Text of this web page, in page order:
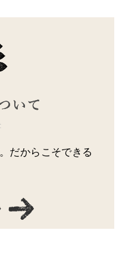
だからこそできる